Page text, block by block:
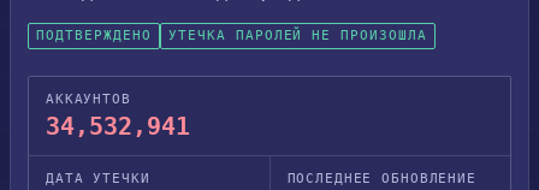
ПОДТВЕРЖДЕНО УТЕЧКА ПАРОЛЕЙ НЕ ПРОИЗОШЛА
АККАУНТОВ
34,532,941
ДАТА УТЕЧКИ ПОСЛЕДНЕЕ ОБНОВЛЕНИЕ